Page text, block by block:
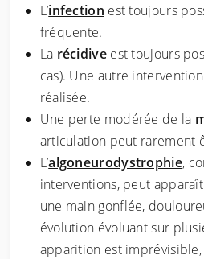
L’infection est toujours
fréquente.
La récidiveest toujours
cas). Une autre
réalisée.
Une perte modérée de la
articulation peut rarement
L’algoneurodystrophie,
interventions, peut
une main gonflée,
évolution évoluant sur
apparition est